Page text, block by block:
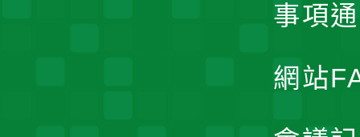
事項
網站